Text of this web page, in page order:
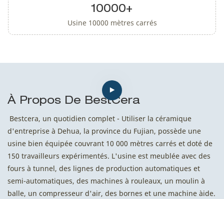
10000+
Usine 10000 mètres carrés
À Propos De BestCera
Bestcera, un quotidien complet - Utiliser la céramique
d'entreprise à Dehua, la province du Fujian, possède une
usine bien équipée couvrant 10 000 mètres carrés et doté de
150 travailleurs expérimentés. L'usine est meublée avec des
fours à tunnel, des lignes de production automatiques et
semi-automatiques, des machines à rouleaux, un moulin à
balle, un compresseur d'air, des bornes et une machine àide.